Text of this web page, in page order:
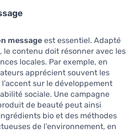
message est essentiel. Adapté
le contenu doit résonner avec les
locales. Par exemple, en
apprécient souvent les
sur le développement
sociale. Une campagne
de beauté peut ainsi
bio et des méthodes
de l’environnement, en